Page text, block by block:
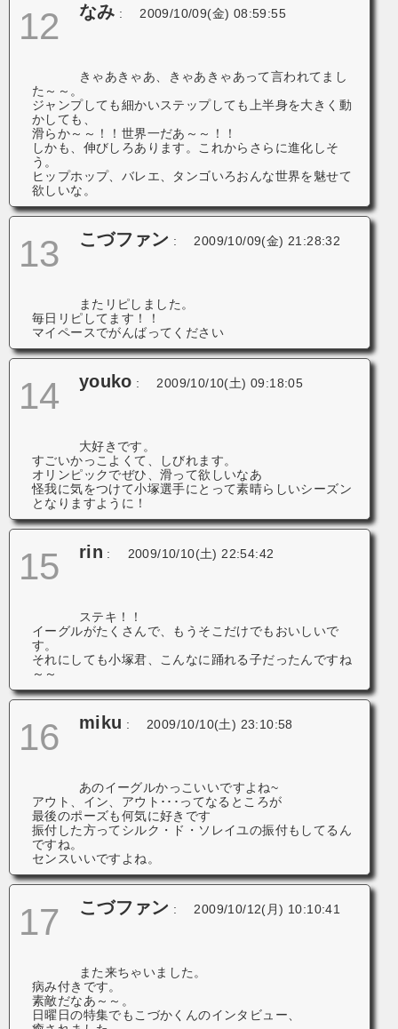
12 なみ : 2009/10/09(金) 08:59:55
きゃあきゃあ、きゃあきゃあって言われてまし
た～～。
ジャンプしても細かいステップしても上半身を大きく動
かしても、
滑らか～～！！世界一だあ～～！！
しかも、伸びしろあります。これからさらに進化しそ
う。
ヒップホップ、バレエ、タンゴいろおんな世界を魅せて
欲しいな。
13 こづファン : 2009/10/09(金) 21:28:32
またリピしました。
毎日リピしてます！！
マイペースでがんばってください
14 youko : 2009/10/10(土) 09:18:05
大好きです。
すごいかっこよくて、しびれます。
オリンピックでぜひ、滑って欲しいなあ
怪我に気をつけて小塚選手にとって素晴らしいシーズン
となりますように！
15 rin : 2009/10/10(土) 22:54:42
ステキ！！
イーグルがたくさんで、もうそこだけでもおいしいで
す。
それにしても小塚君、こんなに踊れる子だったんですね
～～
16 miku : 2009/10/10(土) 23:10:58
あのイーグルかっこいいですよね~
アウト、イン、アウト･･･ってなるところが
最後のポーズも何気に好きです
振付した方ってシルク・ド・ソレイユの振付もしてるん
ですね。
センスいいですよね。
17 こづファン : 2009/10/12(月) 10:10:41
また来ちゃいました。
病み付きです。
素敵だなあ～～。
日曜日の特集でもこづかくんのインタビュー、